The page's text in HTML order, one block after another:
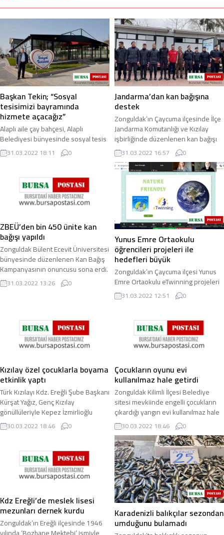
Başkan Tekin; “Sosyal
tesisimizi bayramında
hizmete açacağız”
Alaplı aile çay bahçesi, Alaplı
Belediyesi bünyesinde sosyal tesis
olarak hizmet verecek. Son
hazırlıkları yapılan tesisin Ramazan
31.03.2022 18:11 0
Jandarma’dan kan bağışına
destek
Zonguldak’ın Çaycuma ilçesinde İlçe
Jandarma Komutanlığı ve Kızılay
işbirliğinde düzenlenen kan bağışı
kampanyası büyük ilgi gördü.
Vatandaşlar ...
31.03.2022 16:57 0
ZBEÜ’den bin 450 ünite kan
bağışı yapıldı
Zonguldak Bülent Ecevit Üniversitesi
bünyesinde düzenlenen Kan Bağış
Kampanyasının onuncusu sona erdi.
Üniversite öğrencileri,
akademisyenler ve ...
31.03.2022 13:26 0
Yunus Emre Ortaokulu
öğrencileri projeleri ile
hedefleri büyük
Zonguldak’ın Çaycuma ilçesi Yunus
Emre Ortaokulu eTwinning projeleri
ile dünyaya açılmaya devam ediyor.
2021-2022 Eğitim-öğretim yılında
31.03.2022 12:51 0
Kızılay özel çocuklarla boyama
etkinlik yaptı
Türk Kızılayı Kdz. Ereğli Şube Başkanı
Kürşat Yağız, Genç Kızılay
gönüllüleriyle Kepez İzmirlioğlu
Ortaokulu’nda özel çocuklara yönelik
duvar ve ...
30.03.2022 18:46 0
Çocukların oyunu evi
kullanılmaz hale getirdi
Zonguldak Kilimli İlçesi Belediye
sitesi mevkiinde engelli çocukların
çıkardığı yangın evi kullanılmaz hale
getirdi. Edinilen bilgiye göre yangın
... 30.03.2022 18:46 0
Kdz Ereğli’de meslek lisesi
mezunları dernek kurdu
Zonguldak’ın Ereğli ilçesinde 1946
Karadenizli balıkçılar sezondan
umduğunu bulamadı